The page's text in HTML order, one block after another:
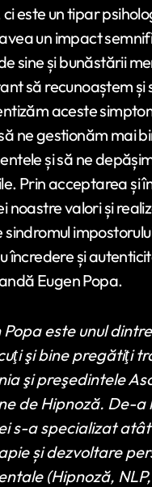
este un tipar
un impact
sine și bunăstării
să recunoaștem și
aceste
ne gestionăm mai
și să ne
Prin acceptarea și
noastre valori și
sindromul
încredere și
Eugen Popa.
Popa este unul
şi bine pregătiţi
şi preşedintele
de Hipnoză. De-a
s-a specializat
și dezvoltare
(Hipnoză,